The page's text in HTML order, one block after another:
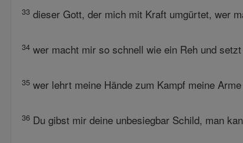
33 dieser Gott, der mich mit Kraft umgürtet, wer
34 wer macht mir so schnell wie ein Reh und
35 wer lehrt meine Hände zum Kampf meine
36 Du gibst mir deine unbesiegbar Schild, man